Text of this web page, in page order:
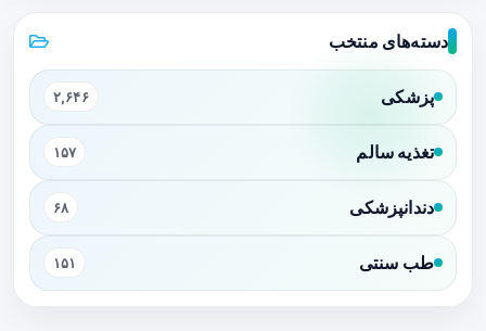
دسته‌های منتخب
پزشکی ۲,۶۴۶
تغذیه سالم ۱۵۷
دندانپزشکی ۶۸
طب سنتی ۱۵۱